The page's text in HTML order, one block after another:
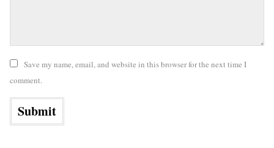
Save my name, email, and website in this browser for the next time I
comment.